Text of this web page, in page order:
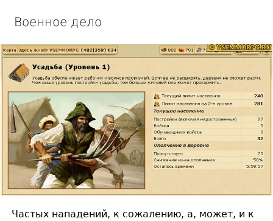
Военное дело
Частых нападений, к сожалению, а, может, и к